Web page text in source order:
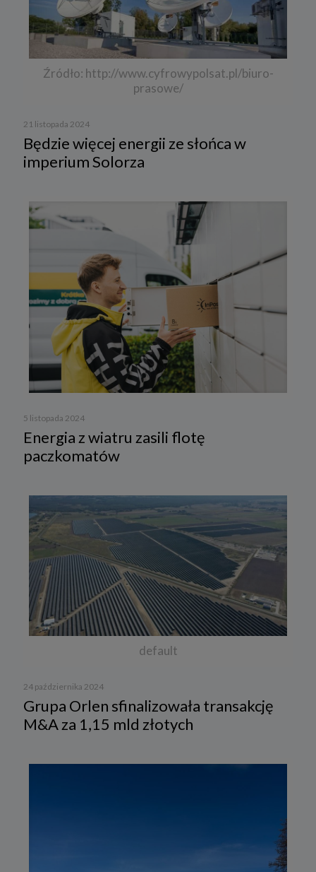
Źródło: http://www.cyfrowypolsat.pl/biuro-
prasowe/
21 listopada 2024
Będzie więcej energii ze słońca w
imperium Solorza
5 listopada 2024
Energia z wiatru zasili flotę
paczkomatów
default
24 października 2024
Grupa Orlen sfinalizowała transakcję
M&A za 1,15 mld złotych